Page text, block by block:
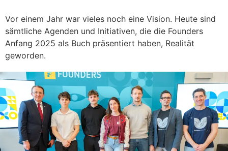
Vor einem Jahr war vieles noch eine Vision. Heute sind
sämtliche Agenden und Initiativen, die die Founders
Anfang 2025 als Buch präsentiert haben, Realität
geworden.